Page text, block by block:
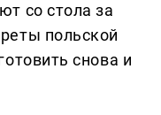
со стола за
польской
снова и